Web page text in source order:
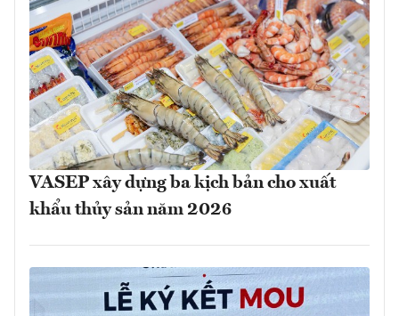
VASEP xây dựng ba kịch bản cho xuất
khẩu thủy sản năm 2026